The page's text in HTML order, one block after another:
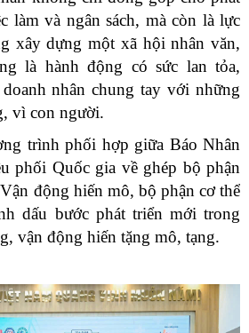
làm và ngân sách, mà còn là lực
xây dựng một xã hội nhân văn,
là hành động có sức lan tỏa,
nhân chung tay với những
vì con người.
trình phối hợp giữa Báo Nhân
phối Quốc gia về ghép bộ phận
động hiến mô, bộ phận cơ thể
dấu bước phát triển mới trong
vận động hiến tặng mô, tạng.